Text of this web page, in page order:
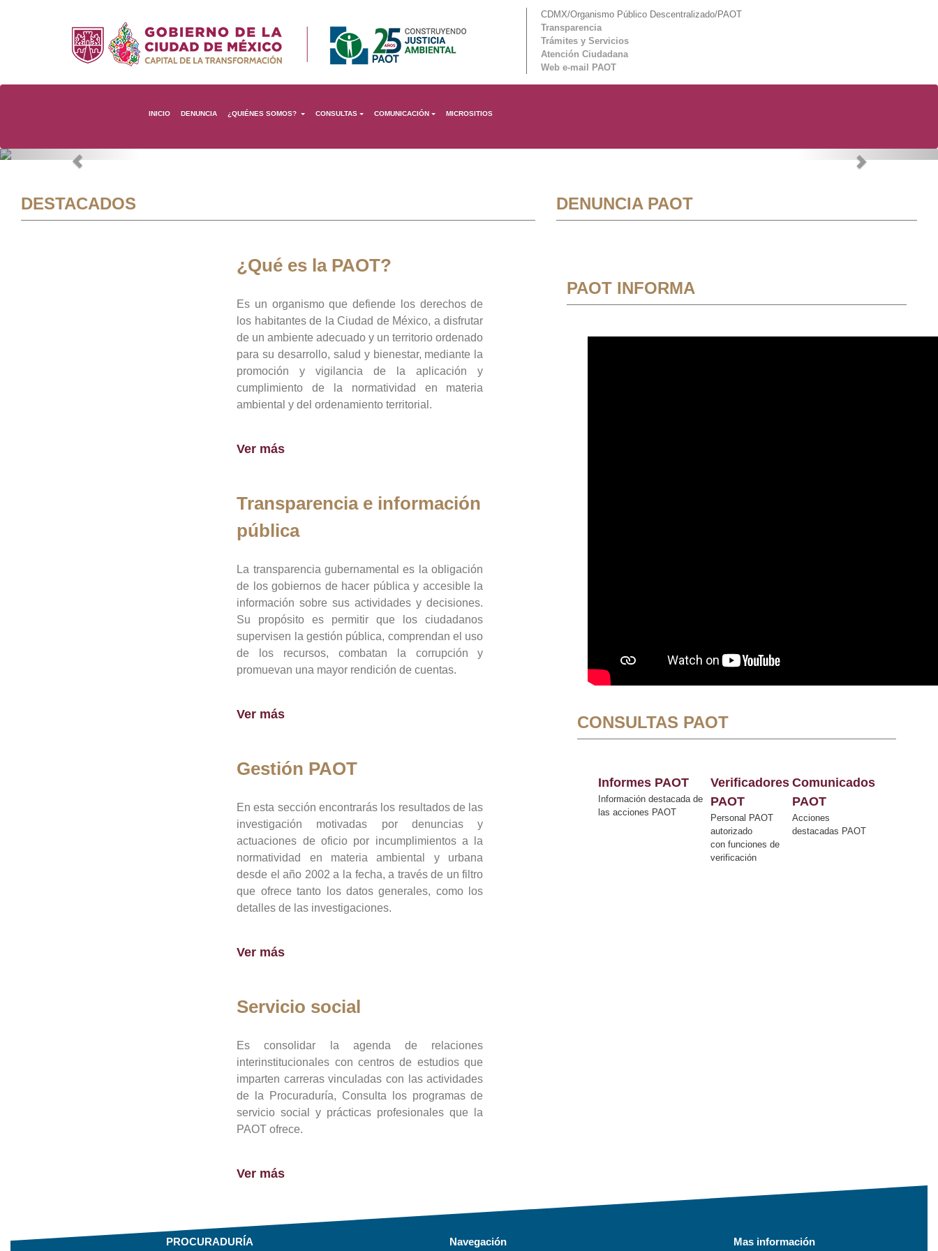
CDMX/Organismo Público Descentralizado/PAOT
Transparencia
Trámites y Servicios
Atención Ciudadana
Web e-mail PAOT
INICIO DENUNCIA ¿QUIÉNES SOMOS? CONSULTAS COMUNICACIÓN MICROSITIOS
Previous Next
DESTACADOS
¿Qué es la PAOT?
Es un organismo que defiende los derechos de
los habitantes de la Ciudad de México, a disfrutar
de un ambiente adecuado y un territorio ordenado
para su desarrollo, salud y bienestar, mediante la
promoción y vigilancia de la aplicación y
cumplimiento de la normatividad en materia
ambiental y del ordenamiento territorial.
Ver más
Transparencia e información
pública
La transparencia gubernamental es la obligación
de los gobiernos de hacer pública y accesible la
información sobre sus actividades y decisiones.
Su propósito es permitir que los ciudadanos
supervisen la gestión pública, comprendan el uso
de los recursos, combatan la corrupción y
promuevan una mayor rendición de cuentas.
Ver más
Gestión PAOT
En esta sección encontrarás los resultados de las
investigación motivadas por denuncias y
actuaciones de oficio por incumplimientos a la
normatividad en materia ambiental y urbana
desde el año 2002 a la fecha, a través de un filtro
que ofrece tanto los datos generales, como los
detalles de las investigaciones.
Ver más
Servicio social
Es consolidar la agenda de relaciones
interinstitucionales con centros de estudios que
imparten carreras vinculadas con las actividades
de la Procuraduría, Consulta los programas de
servicio social y prácticas profesionales que la
PAOT ofrece.
Ver más
DENUNCIA PAOT
PAOT INFORMA
CONSULTAS PAOT
Informes PAOT
Información destacada de
las acciones PAOT
Verificadores
PAOT
Personal PAOT
autorizado
con funciones de
verificación
Comunicados
PAOT
Acciones
destacadas PAOT
PROCURADURÍA Navegación Mas información